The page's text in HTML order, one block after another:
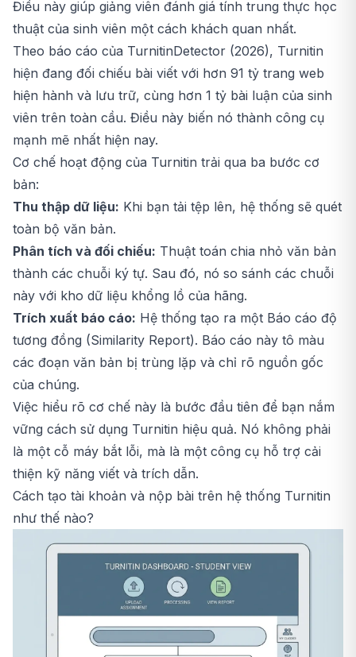
Điều này giúp giảng viên đánh giá tính trung thực học
thuật của sinh viên một cách khách quan nhất.
Theo báo cáo của TurnitinDetector (2026), Turnitin
hiện đang đối chiếu bài viết với hơn 91 tỷ trang web
hiện hành và lưu trữ, cùng hơn 1 tỷ bài luận của sinh
viên trên toàn cầu. Điều này biến nó thành công cụ
mạnh mẽ nhất hiện nay.
Cơ chế hoạt động của Turnitin trải qua ba bước cơ
bản:
Thu thập dữ liệu: Khi bạn tải tệp lên, hệ thống sẽ quét
toàn bộ văn bản.
Phân tích và đối chiếu: Thuật toán chia nhỏ văn bản
thành các chuỗi ký tự. Sau đó, nó so sánh các chuỗi
này với kho dữ liệu khổng lồ của hãng.
Trích xuất báo cáo: Hệ thống tạo ra một Báo cáo độ
tương đồng (Similarity Report). Báo cáo này tô màu
các đoạn văn bản bị trùng lặp và chỉ rõ nguồn gốc
của chúng.
Việc hiểu rõ cơ chế này là bước đầu tiên để bạn nắm
vững cách sử dụng Turnitin hiệu quả. Nó không phải
là một cỗ máy bắt lỗi, mà là một công cụ hỗ trợ cải
thiện kỹ năng viết và trích dẫn.
Cách tạo tài khoản và nộp bài trên hệ thống Turnitin
như thế nào?